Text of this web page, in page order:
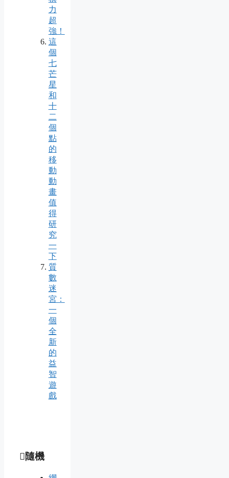
力
超
強！
這
個
七
芒
星
和
十
二
個
點
的
移
動
動
畫
值
得
研
究
一
下
質
數
迷
宮：
一
個
全
新
的
益
智
遊
戲
隨機